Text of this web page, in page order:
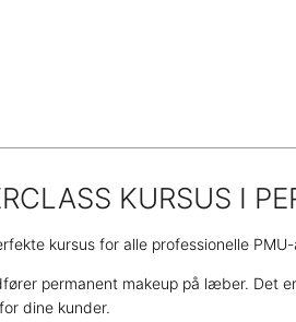
KURSUS I
kursus for alle professionelle
permanent makeup på læber. Det
dine kunder.